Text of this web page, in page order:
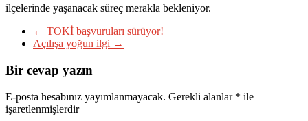
ilçelerinde yaşanacak süreç merakla bekleniyor.
← TOKİ başvuruları sürüyor!
Açılışa yoğun ilgi →
Bir cevap yazın
E-posta hesabınız yayımlanmayacak. Gerekli alanlar * ile
işaretlenmişlerdir